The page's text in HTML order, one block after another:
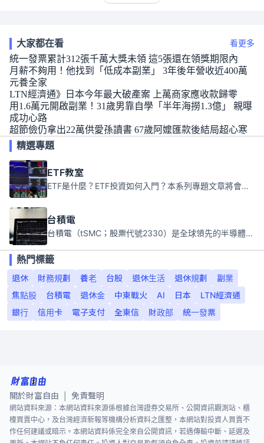
大家都在看 看更多
統一發票累計312張千萬大獎未領 這5張還在領獎期限內
月薪不夠用！他找到「低成本副業」 3年後年營收近400萬
元養全家
LTN經濟通》日本今年最大破產案 上萬商家應收款歸零
用1.6萬元開啟副業！31歲男靠自學「半年海撈1.3億」 親曝
成功心路
超節儉仍拿出22萬供愛孫讀書 67歲阿嬤匯款後結局超心寒
精選專題
ETF教室
ETF是什麼？ETF投資如何入門？本系列專題文章將會告訴你新手必須知道的ETF基礎知識。
台積電
台積電（tSMC；股票代號2330）是全球領先的半導體代工公司，成立於1987年，總部位於台灣新竹。且已於美國、日本、德國及中國設廠，台積電是全球首家專業積體電路製造服務公司，也是全球最先進和最大規模的半導體代工廠。
熱門標籤
退休
財務規劃 養老 台股 退休生活 退休規劃
副業
焦點股
台積電 退休金 中東戰火 AI 日本
LTN經濟通
銀行
信用卡 電子支付 全東信 財政部 統一發票
關於財富自由 免責聲明
網站資料來源：本網站資料來源係根據台灣證券交易所、公開資訊觀測站、櫃
檯買賣中心，及台灣經濟新報等機構分析資料之匯整，本網站對投資人買賣不
作任何建議或暗示。本網站資料係完全來自公開資訊，若遇傳輸中斷、延遲及